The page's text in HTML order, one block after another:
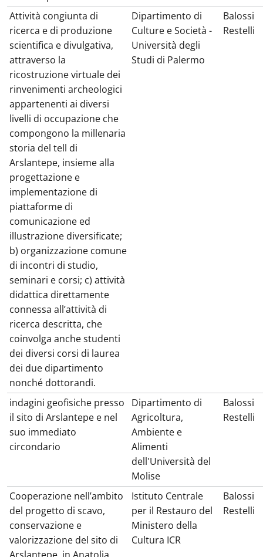
Attività congiunta di
ricerca e di produzione
scientifica e divulgativa,
attraverso la
ricostruzione virtuale dei
rinvenimenti archeologici
appartenenti ai diversi
livelli di occupazione che
compongono la millenaria
storia del tell di
Arslantepe, insieme alla
progettazione e
implementazione di
piattaforme di
comunicazione ed
illustrazione diversificate;
b) organizzazione comune
di incontri di studio,
seminari e corsi; c) attività
didattica direttamente
connessa all’attività di
ricerca descritta, che
coinvolga anche studenti
dei diversi corsi di laurea
dei due dipartimento
nonché dottorandi.
Dipartimento di
Culture e Società -
Università degli
Studi di Palermo
Balossi
Restelli
indagini geofisiche presso
il sito di Arslantepe e nel
suo immediato
circondario
Dipartimento di
Agricoltura,
Ambiente e
Alimenti
dell'Università del
Molise
Balossi
Restelli
Cooperazione nell’ambito
del progetto di scavo,
conservazione e
valorizzazione del sito di
Istituto Centrale
per il Restauro del
Ministero della
Cultura ICR
Balossi
Restelli